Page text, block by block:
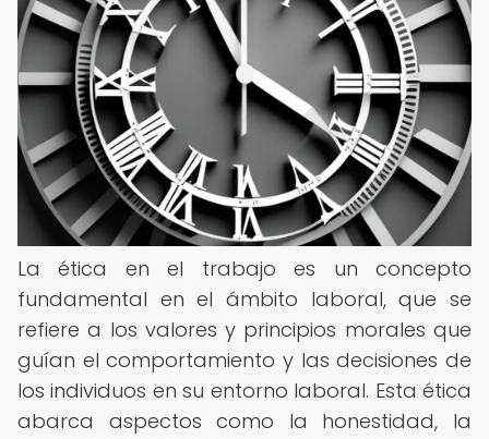
La ética en el trabajo es un concepto
fundamental en el ámbito laboral, que se
refiere a los valores y principios morales que
guían el comportamiento y las decisiones de
los individuos en su entorno laboral. Esta ética
abarca aspectos como la honestidad, la